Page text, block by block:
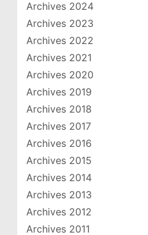
Archives 2024
Archives 2023
Archives 2022
Archives 2021
Archives 2020
Archives 2019
Archives 2018
Archives 2017
Archives 2016
Archives 2015
Archives 2014
Archives 2013
Archives 2012
Archives 2011